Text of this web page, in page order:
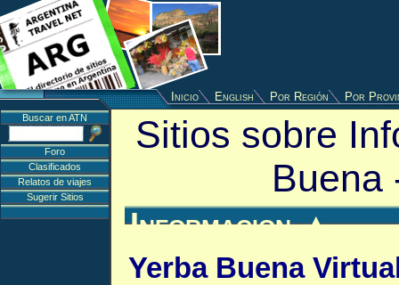
Inicio English Por Región Por
Sitios sobre
Informacion▲
Yerba Buena
Buscar en ATN
Foro
Clasificados
Relatos de viajes
Sugerir Sitios